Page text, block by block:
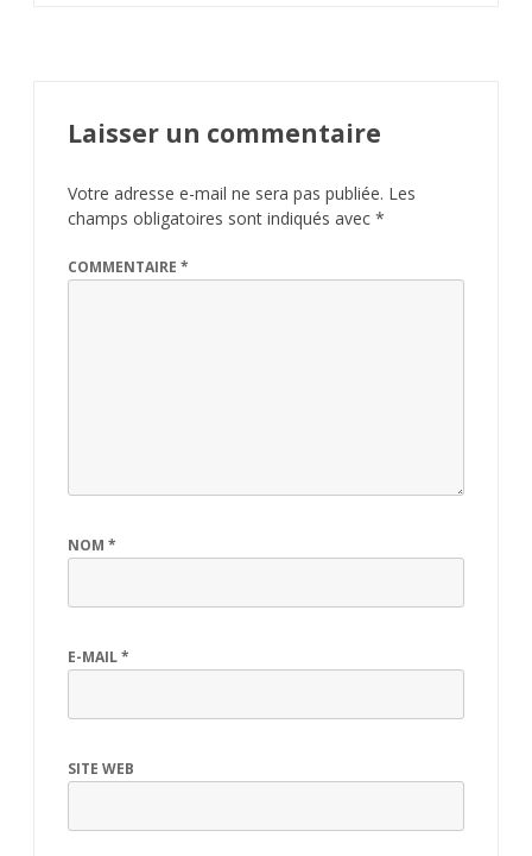
Laisser un commentaire
Votre adresse e-mail ne sera pas publiée. Les
champs obligatoires sont indiqués avec *
COMMENTAIRE *
NOM *
E-MAIL*
SITE WEB